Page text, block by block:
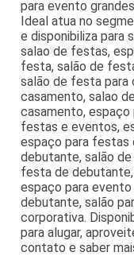
para evento
Ideal atua no
e disponibiliza para
salao de festas,
festa, salão de
salão de festa para
casamento, salao
casamento,
festas e eventos,
espaço para festas
debutante, salão
festa de
espaço para
debutante, salão
corporativa.
para alugar,
contato e saber